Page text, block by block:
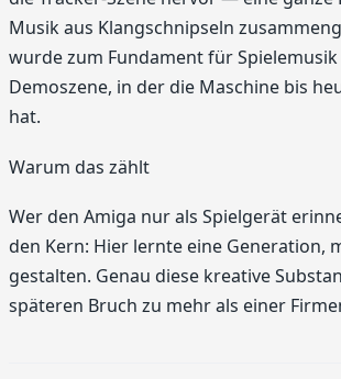
Musik aus Klangschnipseln
wurde zum Fundament für
Demoszene, in der die Maschine bis
hat.
Warum das zählt
Wer den Amiga nur als Spielgerät
den Kern: Hier lernte eine Generation,
gestalten. Genau diese kreative
späteren Bruch zu mehr als einer